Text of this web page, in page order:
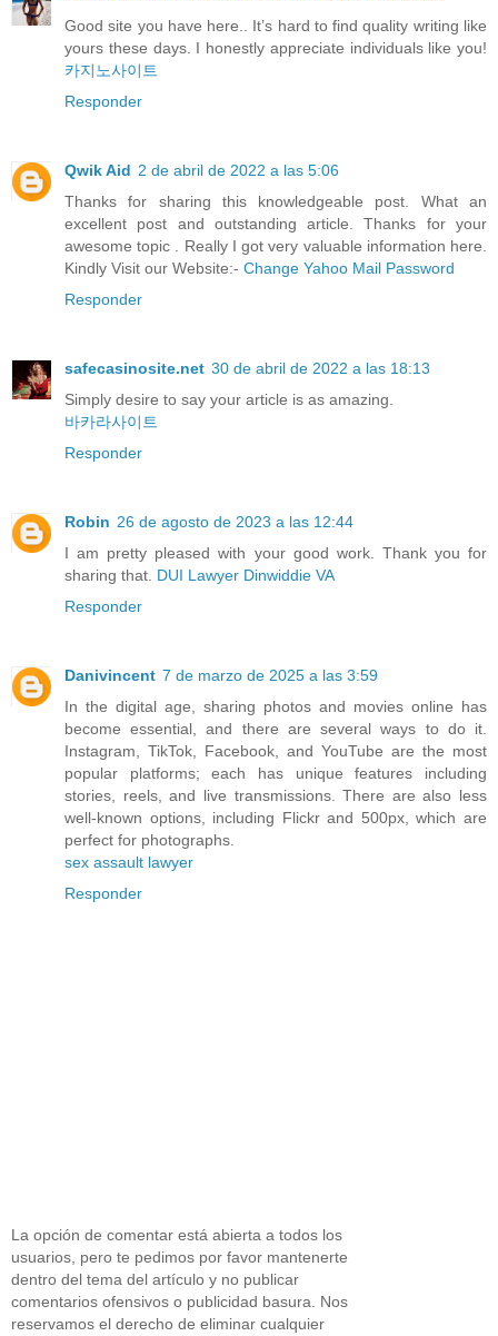
Good site you have here.. It’s hard to find quality writing like
yours these days. I honestly appreciate individuals like you!
카지노사이트
Responder
Qwik Aid 2 de abril de 2022 a las 5:06
Thanks for sharing this knowledgeable post. What an
excellent post and outstanding article. Thanks for your
awesome topic . Really I got very valuable information here.
Kindly Visit our Website:- Change Yahoo Mail Password
Responder
safecasinosite.net 30 de abril de 2022 a las 18:13
Simply desire to say your article is as amazing.
바카라사이트
Responder
Robin 26 de agosto de 2023 a las 12:44
I am pretty pleased with your good work. Thank you for
sharing that. DUI Lawyer Dinwiddie VA
Responder
Danivincent 7 de marzo de 2025 a las 3:59
In the digital age, sharing photos and movies online has
become essential, and there are several ways to do it.
Instagram, TikTok, Facebook, and YouTube are the most
popular platforms; each has unique features including
stories, reels, and live transmissions. There are also less
well-known options, including Flickr and 500px, which are
perfect for photographs.
sex assault lawyer
Responder
La opción de comentar está abierta a todos los
usuarios, pero te pedimos por favor mantenerte
dentro del tema del artículo y no publicar
comentarios ofensivos o publicidad basura. Nos
reservamos el derecho de eliminar cualquier